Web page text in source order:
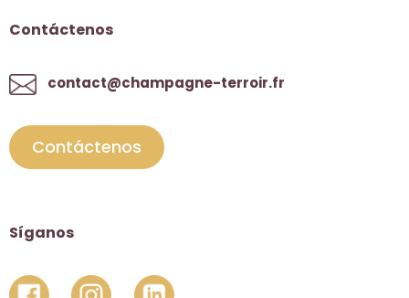
Contáctenos
contact@champagne-terroir.fr
Contáctenos
Síganos